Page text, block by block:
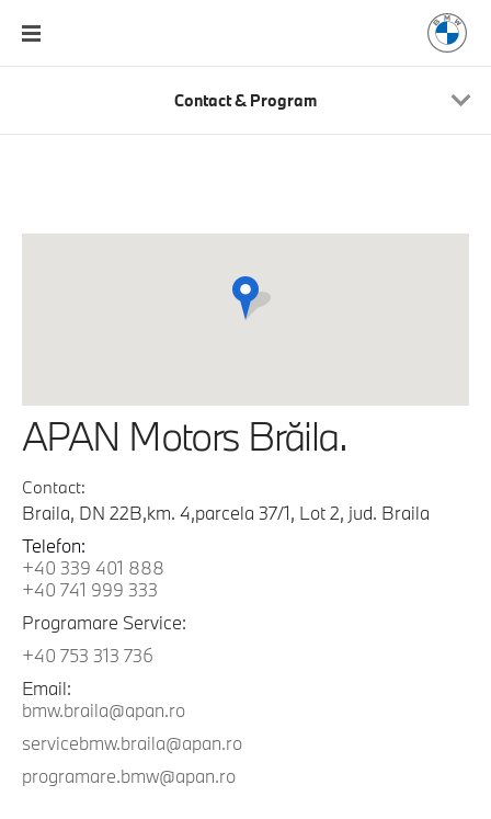
Contact & Program
APAN Motors Brăila.
Contact:
Braila, DN 22B,km. 4,parcela 37/1, Lot 2, jud. Braila
Telefon:
+40 339 401 888
+40 741 999 333
Programare Service:
+40 753 313 736
Email:
bmw.braila@apan.ro
servicebmw.braila@apan.ro
programare.bmw@apan.ro